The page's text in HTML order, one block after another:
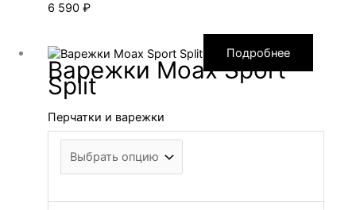
6 590 ₽
Подробнее
Варежки Moax Sport
Split
Перчатки и варежки